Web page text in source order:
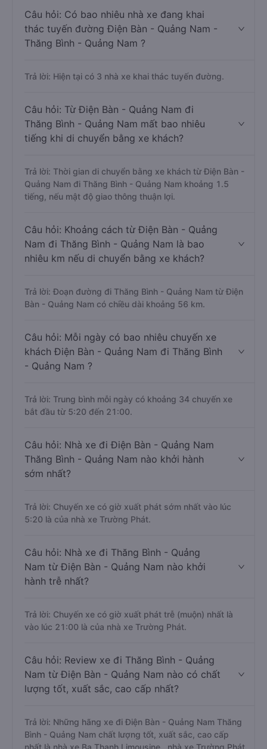
Câu hỏi: Có bao nhiêu nhà xe đang khai
thác tuyến đường Điện Bàn - Quảng Nam -
Thăng Bình - Quảng Nam ?
Trả lời: Hiện tại có 3 nhà xe khai thác tuyến đường.
Câu hỏi: Từ Điện Bàn - Quảng Nam đi
Thăng Bình - Quảng Nam mất bao nhiêu
tiếng khi di chuyển bằng xe khách?
Trả lời: Thời gian di chuyển bằng xe khách từ Điện Bàn -
Quảng Nam đi Thăng Bình - Quảng Nam khoảng 1.5
tiếng, nếu mật độ giao thông thuận lợi.
Câu hỏi: Khoảng cách từ Điện Bàn - Quảng
Nam đi Thăng Bình - Quảng Nam là bao
nhiêu km nếu di chuyển bằng xe khách?
Trả lời: Đoạn đường đi Thăng Bình - Quảng Nam từ Điện
Bàn - Quảng Nam có chiều dài khoảng 56 km.
Câu hỏi: Mỗi ngày có bao nhiêu chuyến xe
khách Điện Bàn - Quảng Nam đi Thăng Bình
- Quảng Nam ?
Trả lời: Trung bình mỗi ngày có khoảng 34 chuyến xe
bắt đầu từ 5:20 đến 21:00.
Câu hỏi: Nhà xe đi Điện Bàn - Quảng Nam
Thăng Bình - Quảng Nam nào khởi hành
sớm nhất?
Trả lời: Chuyến xe có giờ xuất phát sớm nhất vào lúc
5:20 là của nhà xe Trường Phát.
Câu hỏi: Nhà xe đi Thăng Bình - Quảng
Nam từ Điện Bàn - Quảng Nam nào khởi
hành trễ nhất?
Trả lời: Chuyến xe có giờ xuất phát trễ (muộn) nhất là
vào lúc 21:00 là của nhà xe Trường Phát.
Câu hỏi: Review xe đi Thăng Bình - Quảng
Nam từ Điện Bàn - Quảng Nam nào có chất
lượng tốt, xuất sắc, cao cấp nhất?
Trả lời: Những hãng xe đi Điện Bàn - Quảng Nam Thăng
Bình - Quảng Nam chất lượng tốt, xuất sắc, cao cấp
nhất là nhà xe Ba Thanh Limousine , nhà xe Trường Phát